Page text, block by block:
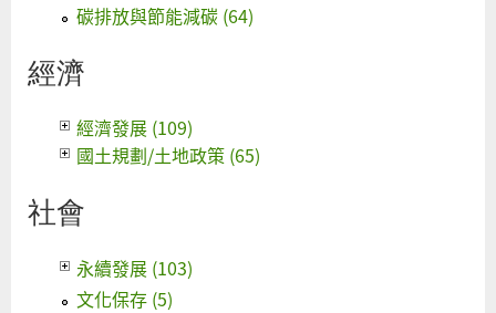
碳排放與節能減碳 (64)
經濟
經濟發展 (109)
國土規劃/土地政策 (65)
社會
永續發展 (103)
文化保存 (5)